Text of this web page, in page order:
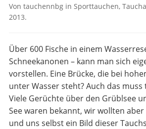
Von tauchennbg in Sporttauchen,
2013.
Über 600 Fische in einem
Schneekanonen – kann man sich
vorstellen. Eine Brücke, die bei
unter Wasser steht? Auch das muss
Viele Gerüchte über den Grüblsee
See waren bekannt, wir wollten
und uns selbst ein Bild dieser